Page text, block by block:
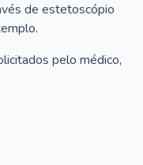
de estetoscópio
pelo médico,